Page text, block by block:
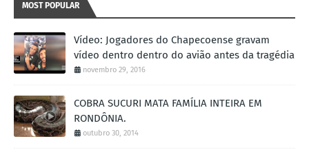
MOST POPULAR
Vídeo: Jogadores do Chapecoense gravam
vídeo dentro dentro do avião antes da tragédia
novembro 29, 2016
COBRA SUCURI MATA FAMÍLIA INTEIRA EM
RONDÔNIA.
outubro 30, 2014